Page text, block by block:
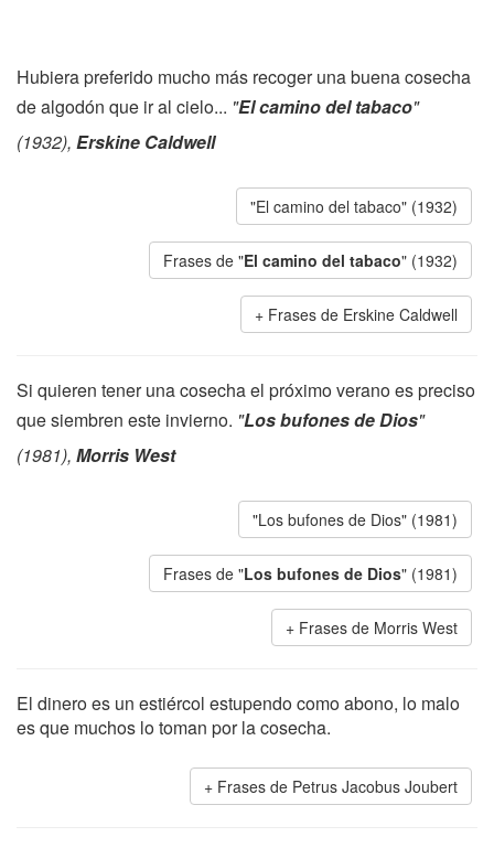
Hubiera preferido mucho más recoger una buena cosecha
de algodón que ir al cielo... "El camino del tabaco"
(1932), Erskine Caldwell
"El camino del tabaco" (1932)
Frases de "El camino del tabaco" (1932)
Frases de Erskine Caldwell
Si quieren tener una cosecha el próximo verano es preciso
que siembren este invierno. "Los bufones de Dios"
(1981), Morris West
"Los bufones de Dios" (1981)
Frases de "Los bufones de Dios" (1981)
Frases de Morris West
El dinero es un estiércol estupendo como abono, lo malo
es que muchos lo toman por la cosecha.
Frases de Petrus Jacobus Joubert